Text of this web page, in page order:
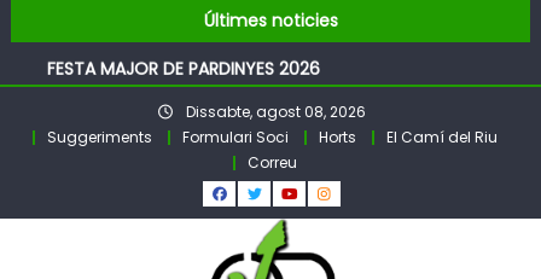
to
content
Últimes noticies
Pubilles i Hereus – Festa Major PARDINYES 2026
FESTA MAJOR DE PARDINYES 2026
Llibre Pardinyes 1860 – 2025
Pubilles i Hereus – Festa Major PARDINYES 2026
BALL DE FESTA MAJOR
Dissabte, agost 08, 2026
Suggeriments
Formulari Soci Horts
El Camí del Riu
Correu